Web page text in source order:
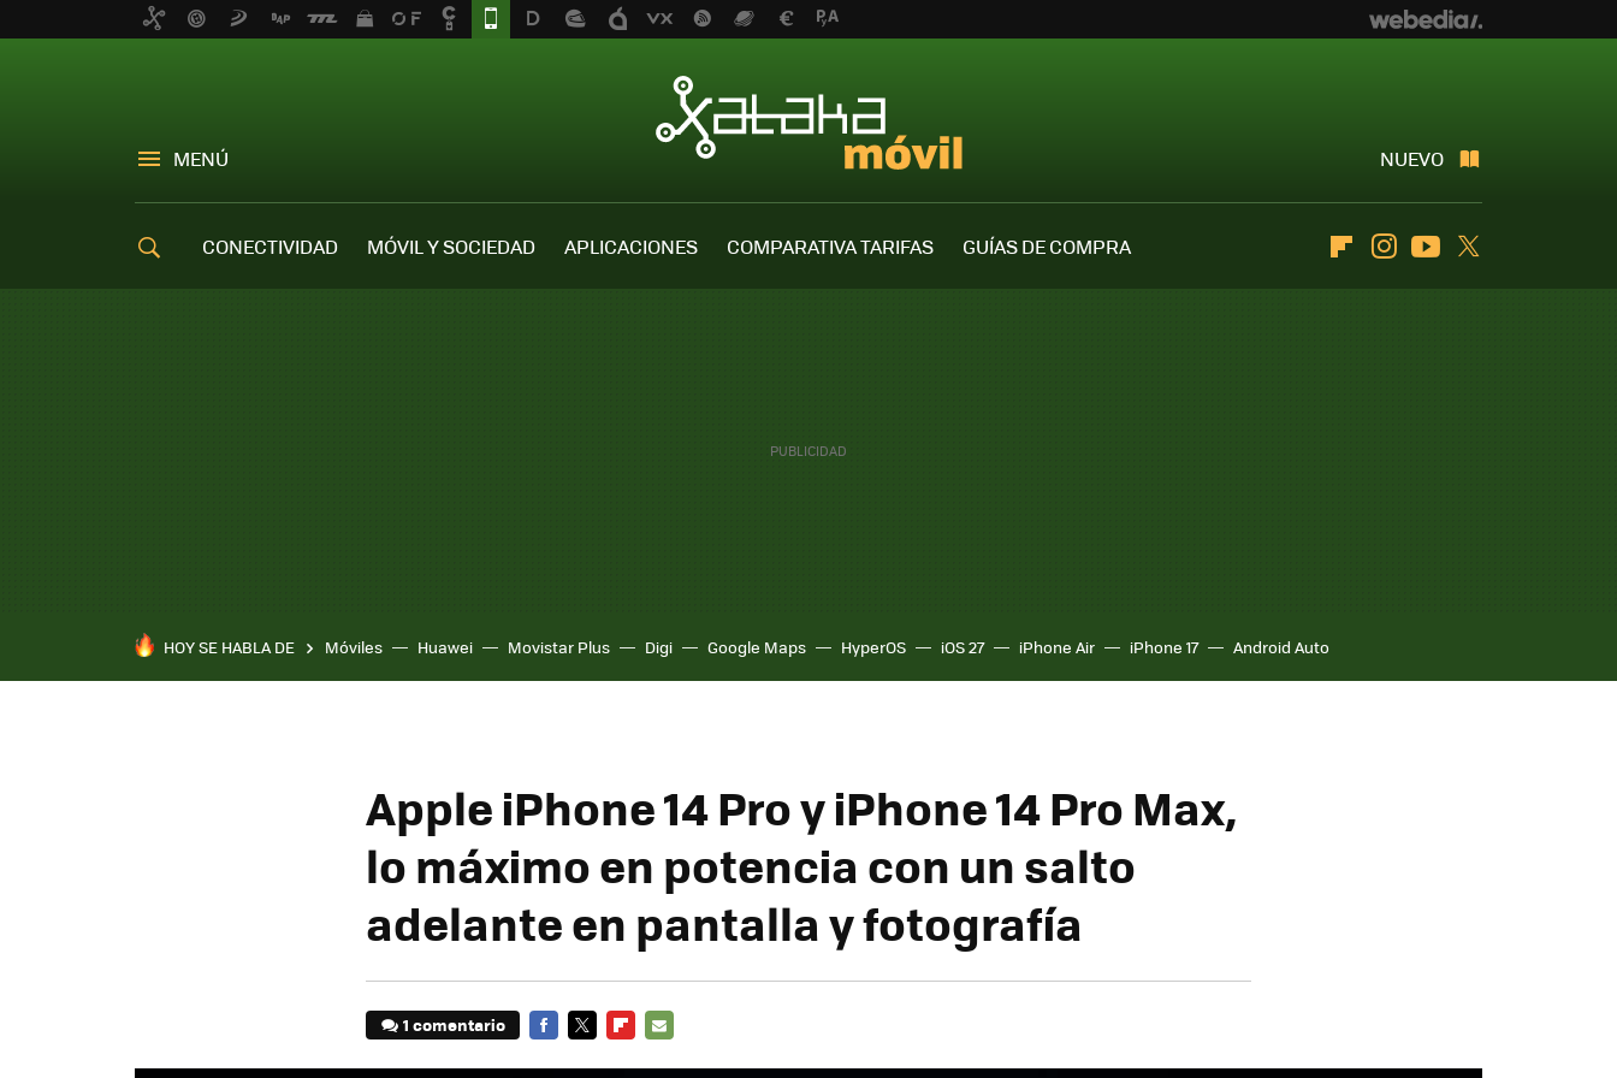
MENÚ NUEVO
CONECTIVIDAD MÓVIL Y SOCIEDAD APLICACIONES COMPARATIVA TARIFAS
GUÍAS DE COMPRA
FlipboardInstagramYoutube
HOY SE HABLA DE Móviles Huawei Movistar Plus Digi Google Maps HyperOS iOS 27 iPhone Air iPhone 17 Android Auto
Apple iPhone 14 Pro y iPhone 14 Pro Max,
lo máximo en potencia con un salto
adelante en pantalla y fotografía
1 comentario